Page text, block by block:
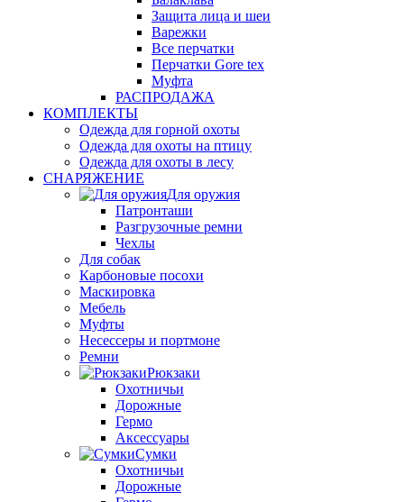
Защита лица и шеи
Варежки
Все перчатки
Перчатки Gore tex
Муфта
РАСПРОДАЖА
КОМПЛЕКТЫ
Одежда для горной охоты
Одежда для охоты на птицу
Одежда для охоты в лесу
СНАРЯЖЕНИЕ
Для оружия
Патронташи
Разгрузочные ремни
Чехлы
Для собак
Карбоновые посохи
Маскировка
Мебель
Муфты
Несессеры и портмоне
Ремни
Рюкзаки
Охотничьи
Дорожные
Гермо
Аксессуары
Сумки
Охотничьи
Дорожные